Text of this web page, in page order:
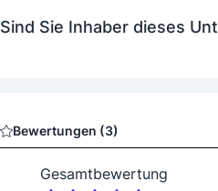
Sind Sie Inhaber dieses
Bewertungen (3)
Gesamtbewertung